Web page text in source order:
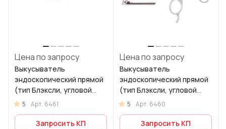
Цена по запросу
Выкусыватель
эндоскопический прямой
(тип Блэксли, угловой
45°)
5 Арт. 6461
Запросить КП
Цена по запросу
Выкусыватель
эндоскопический прямой
(тип Блэксли, угловой
90°)
5 Арт. 6460
Запросить КП